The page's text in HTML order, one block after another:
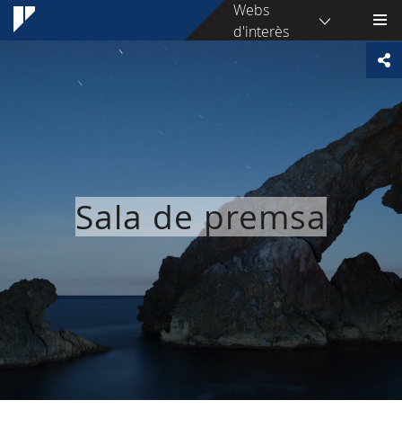
Webs
d'interès
Sala de premsa